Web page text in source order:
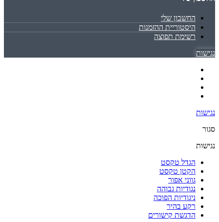
החשבון שלי
היסטוריית ההזמנות
רשימת תפוצה
נגישות
נגישות
סגור
נגישות
הגדל טקסט
הקטן טקסט
גווני אפור
נגודיות גבוהה
ניגודיות הפוכה
רקע בהיר
הדגשת קישורים